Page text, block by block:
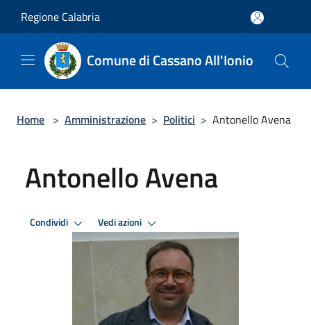
Regione Calabria
Comune di Cassano All'Ionio
Home > Amministrazione > Politici > Antonello Avena
Antonello Avena
Condividi Vedi azioni